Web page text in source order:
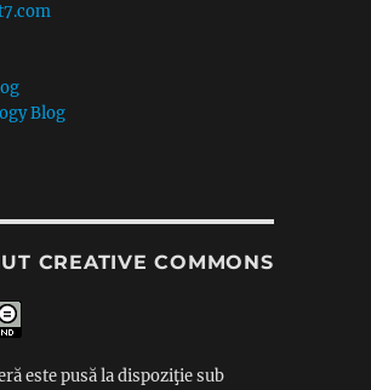
Blog
CREATIVE COMMONS
este pusă la dispoziţie sub